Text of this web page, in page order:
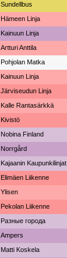
Sundellbus
Hämeen Linja
Kainuun Linja
Artturi Anttila
Pohjolan Matka
Kainuun Linja
Järviseudun Linja
Kalle Rantasärkkä
Kivistö
Nobina Finland
Norrgård
Kajaanin Kaupunkilinjat
Elimäen Liikenne
Ylisen
Pekolan Liikenne
Разные города
Ampers
Matti Koskela